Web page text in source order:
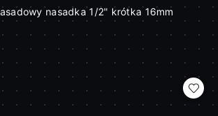
nasadka 1/2" krótka 16mm